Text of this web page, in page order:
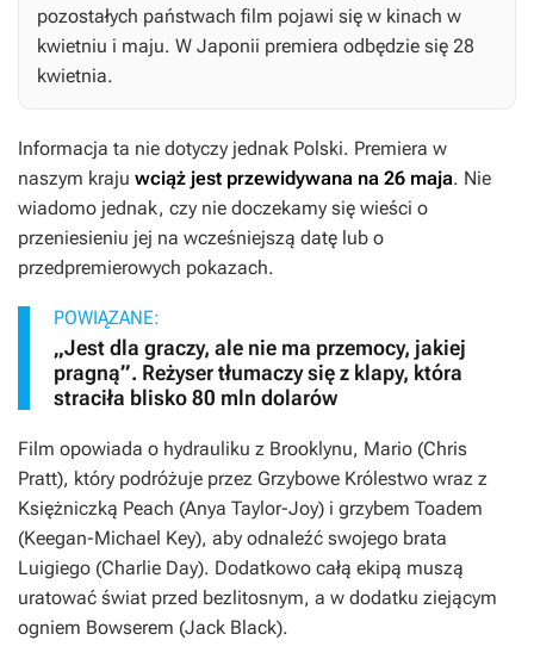
pozostałych państwach film pojawi się w kinach w
kwietniu i maju. W Japonii premiera odbędzie się 28
kwietnia.
Informacja ta nie dotyczy jednak Polski. Premiera w
naszym kraju wciąż jest przewidywana na 26 maja. Nie
wiadomo jednak, czy nie doczekamy się wieści o
przeniesieniu jej na wcześniejszą datę lub o
przedpremierowych pokazach.
POWIĄZANE:
„Jest dla graczy, ale nie ma przemocy, jakiej
pragną”. Reżyser tłumaczy się z klapy, która
straciła blisko 80 mln dolarów
Film opowiada o hydrauliku z Brooklynu, Mario (Chris
Pratt), który podróżuje przez Grzybowe Królestwo wraz z
Księżniczką Peach (Anya Taylor-Joy) i grzybem Toadem
(Keegan-Michael Key), aby odnaleźć swojego brata
Luigiego (Charlie Day). Dodatkowo całą ekipą muszą
uratować świat przed bezlitosnym, a w dodatku ziejącym
ogniem Bowserem (Jack Black).